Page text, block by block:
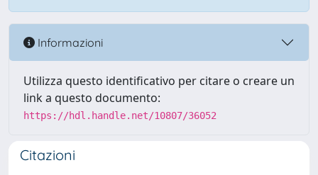
Informazioni
Utilizza questo identificativo per citare o creare un
link a questo documento:
https://hdl.handle.net/10807/36052
Citazioni